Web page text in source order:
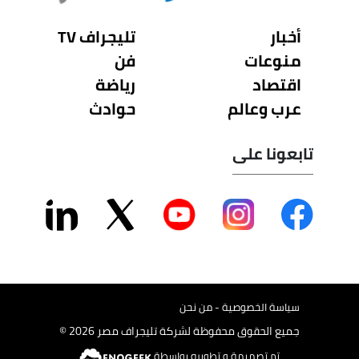
أخبار
منوعات
اقتصاد
عرب وعالم
تليجراف TV
فن
رياضة
حوادث
تابعونا على
سياسة الخصوصية - من نحن
جميع الحقوق محفوظة لشركة تليجراف مصر 2026 ©